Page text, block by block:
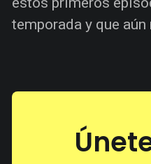
temporada y que